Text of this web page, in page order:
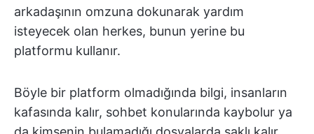
arkadaşının omzuna dokunarak yardım
isteyecek olan herkes, bunun yerine bu
platformu kullanır.
Böyle bir platform olmadığında bilgi, insanların
kafasında kalır, sohbet konularında kaybolur ya